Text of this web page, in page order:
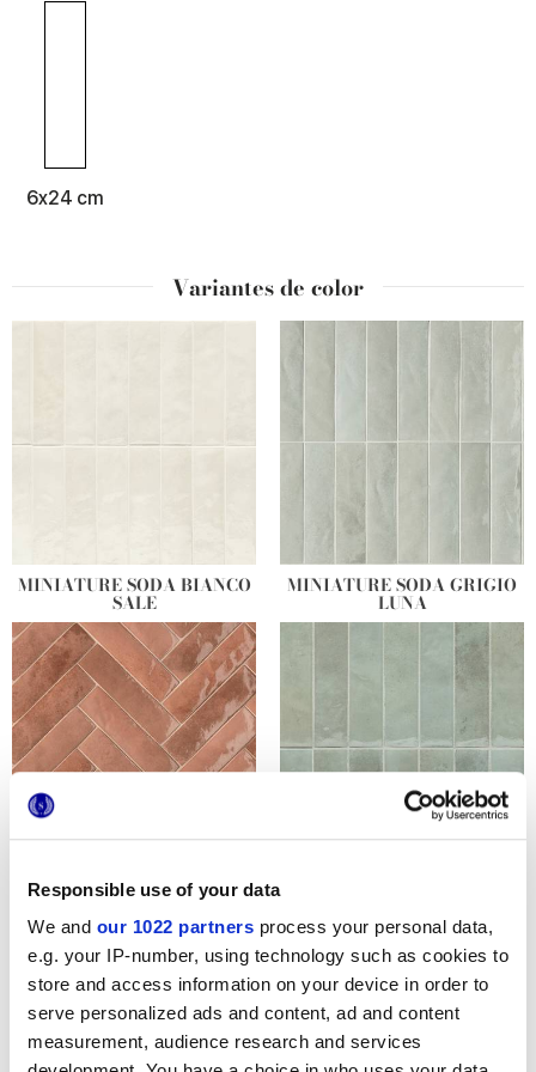
Responsible use of your data
We and our 1022 partners process your personal data,
e.g. your IP-number, using technology such as cookies to
store and access information on your device in order to
serve personalized ads and content, ad and content
measurement, audience research and services
6x24 cm
Variantes de color
MINIATURE SODA BIANCO
SALE
MINIATURE SODA GRIGIO
LUNA
MINIATURE SODA ROSA
CORALLO